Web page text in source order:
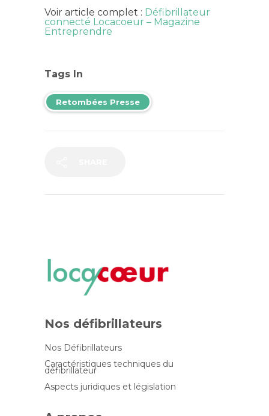
Voir article complet : Défibrillateur
connecté Locacoeur – Magazine
Entreprendre
Tags In
Retombées Presse
Nos défibrillateurs
Nos Défibrillateurs
Caractéristiques techniques du
défibrillateur
Aspects juridiques et législation